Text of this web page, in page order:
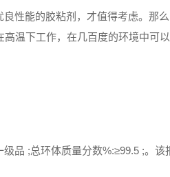
性能的胶粘剂，才值得考虑。那
温下工作，在几百度的环境中可
品 ;总环体质量分数%:≥99.5 ;。该